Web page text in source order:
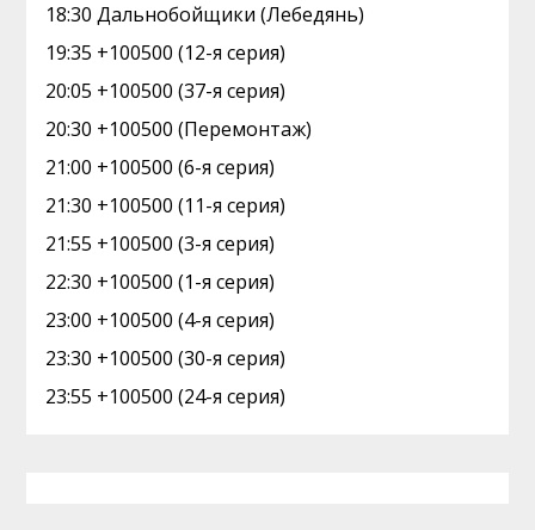
18:30 Дальнобойщики (Лебедянь)
19:35 +100500 (12-я серия)
20:05 +100500 (37-я серия)
20:30 +100500 (Перемонтаж)
21:00 +100500 (6-я серия)
21:30 +100500 (11-я серия)
21:55 +100500 (3-я серия)
22:30 +100500 (1-я серия)
23:00 +100500 (4-я серия)
23:30 +100500 (30-я серия)
23:55 +100500 (24-я серия)